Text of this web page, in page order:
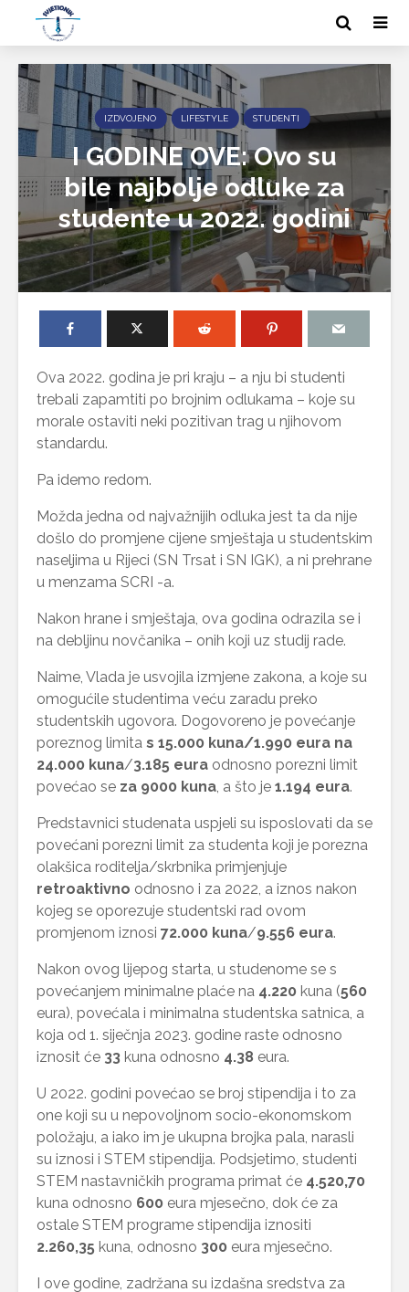
IZDVOJENO LIFESTYLE STUDENTI
I GODINE OVE: Ovo su
bile najbolje odluke za
studente u 2022. godini
Ova 2022. godina je pri kraju – a nju bi studenti
trebali zapamtiti po brojnim odlukama – koje su
morale ostaviti neki pozitivan trag u njihovom
standardu.
Pa idemo redom.
Možda jedna od najvažnijih odluka jest ta da nije
došlo do promjene cijene smještaja u studentskim
naseljima u Rijeci (SN Trsat i SN IGK), a ni prehrane
u menzama SCRI -a.
Nakon hrane i smještaja, ova godina odrazila se i
na debljinu novčanika – onih koji uz studij rade.
Naime, Vlada je usvojila izmjene zakona, a koje su
omogućile studentima veću zaradu preko
studentskih ugovora. Dogovoreno je povećanje
poreznog limita s 15.000 kuna/1.990 eura na
24.000 kuna/3.185 eura odnosno porezni limit
povećao se za 9000 kuna, a što je 1.194 eura.
Predstavnici studenata uspjeli su isposlovati da se
povećani porezni limit za studenta koji je porezna
olakšica roditelja/skrbnika primjenjuje
retroaktivno odnosno i za 2022, a iznos nakon
kojeg se oporezuje studentski rad ovom
promjenom iznosi 72.000 kuna/9.556 eura.
Nakon ovog lijepog starta, u studenome se s
povećanjem minimalne plaće na 4.220 kuna (560
eura), povećala i minimalna studentska satnica, a
koja od 1. siječnja 2023. godine raste odnosno
iznosit će 33 kuna odnosno 4.38 eura.
U 2022. godini povećao se broj stipendija i to za
one koji su u nepovoljnom socio-ekonomskom
položaju, a iako im je ukupna brojka pala, narasli
su iznosi i STEM stipendija. Podsjetimo, studenti
STEM nastavničkih programa primat će 4.520,70
kuna odnosno 600 eura mjesečno, dok će za
ostale STEM programe stipendija iznositi
2.260,35 kuna, odnosno 300 eura mjesečno.
I ove godine, zadržana su izdašna sredstva za